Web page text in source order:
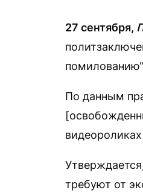
27 сентября,
По данным
требуют от